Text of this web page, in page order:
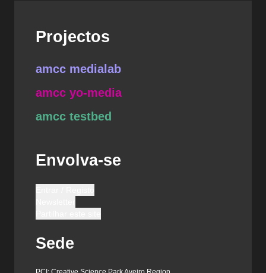
Projectos
amcc medialab
amcc yo-media
amcc testbed
Envolva-se
Sede